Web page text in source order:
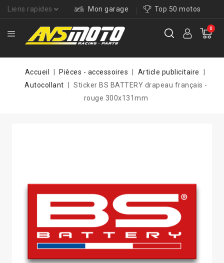
Liens rapides Mon garage Top 50 motos
0
Accueil Pièces - accessoires
Article publicitaire
Autocollant
Sticker BS BATTERY drapeau français -
rouge 300x131mm